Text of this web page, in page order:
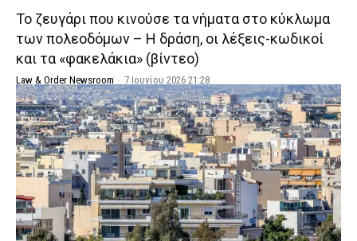
Το ζευγάρι που κινούσε τα νήματα στο κύκλωμα
των πολεοδόμων – Η δράση, οι λέξεις-κωδικοί
και τα «φακελάκια» (βίντεο)
Law & Order Newsroom - 7 Ιουνίου 2026 21:28